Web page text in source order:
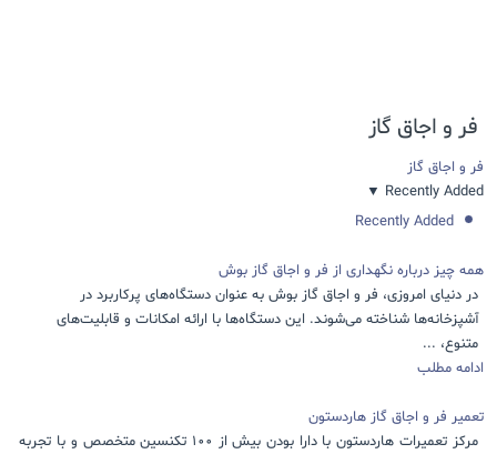
فر و اجاق گاز
فر و اجاق گاز
Recently Added
▼
Recently Added
همه چیز درباره نگهداری از فر و اجاق گاز بوش
در دنیای امروزی، فر و اجاق گاز بوش به عنوان دستگاه‌های پرکاربرد در
آشپزخانه‌ها شناخته می‌شوند. این دستگاه‌ها با ارائه امکانات و قابلیت‌های
متنوع، ...
ادامه مطلب
تعمیر فر و اجاق گاز هاردستون
مرکز تعمیرات هاردستون با دارا بودن بیش از 100 تکنسین متخصص و با تجربه